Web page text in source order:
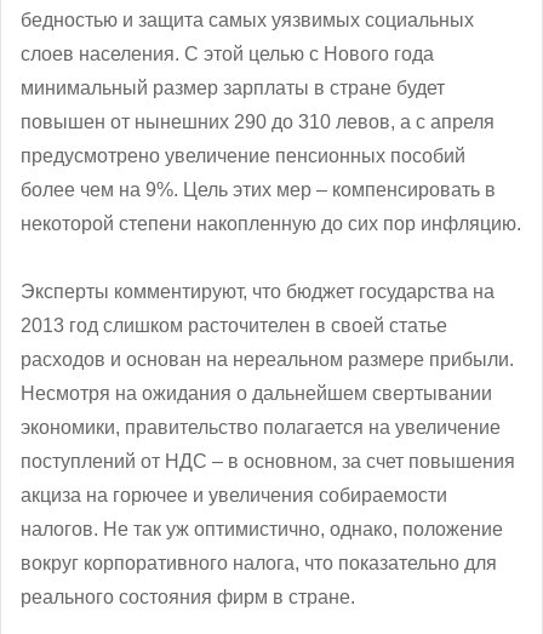
бедностью и защита самых уязвимых социальных
слоев населения. С этой целью с Нового года
минимальный размер зарплаты в стране будет
повышен от нынешних 290 до 310 левов, а с апреля
предусмотрено увеличение пенсионных пособий
более чем на 9%. Цель этих мер – компенсировать в
некоторой степени накопленную до сих пор инфляцию.
Эксперты комментируют, что бюджет государства на
2013 год слишком расточителен в своей статье
расходов и основан на нереальном размере прибыли.
Несмотря на ожидания о дальнейшем свертывании
экономики, правительство полагается на увеличение
поступлений от НДС – в основном, за счет повышения
акциза на горючее и увеличения собираемости
налогов. Не так уж оптимистично, однако, положение
вокруг корпоративного налога, что показательно для
реального состояния фирм в стране.